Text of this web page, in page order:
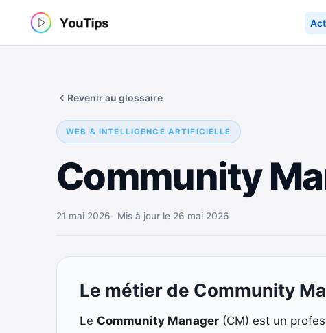
WEB & INTELLIGENCE ARTIFICIELLE
Community
Revenir au glossaire
21 mai 2026 Mis à jour le 26 mai 2026
Le métier de Community
Le Community Manager(CM) est un